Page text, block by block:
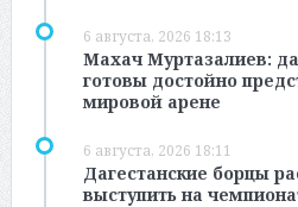
6 августа, 2026 18:13
Махач Муртазалиев:
готовы достойно
мировой арене
6 августа, 2026 18:11
Дагестанские борцы
выступить на